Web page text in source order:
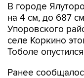
В городе
на 4 см, до 687
Упоровского
селе Коркино
Тоболе
Ранее